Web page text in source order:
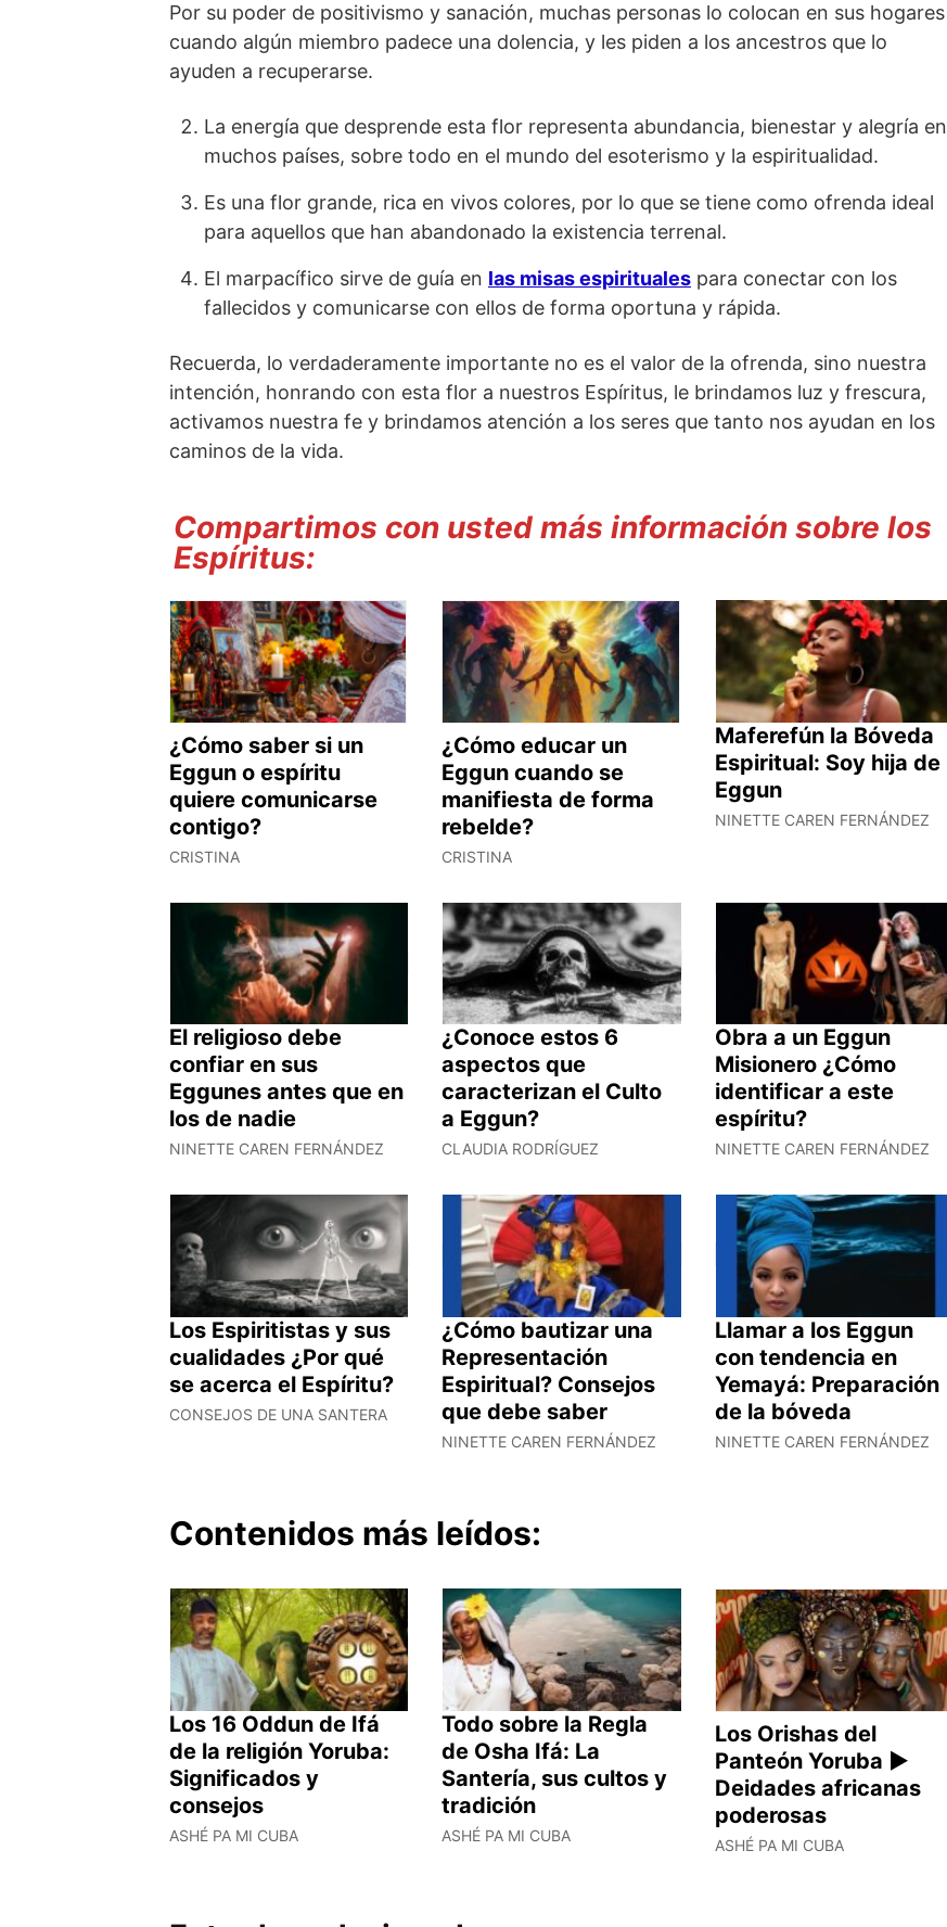
Por su poder de positivismo y sanación, muchas personas lo colocan en sus hogares
cuando algún miembro padece una dolencia, y les piden a los ancestros que lo
ayuden a recuperarse.
La energía que desprende esta flor representa abundancia, bienestar y alegría en
muchos países, sobre todo en el mundo del esoterismo y la espiritualidad.
Es una flor grande, rica en vivos colores, por lo que se tiene como ofrenda ideal
para aquellos que han abandonado la existencia terrenal.
El marpacífico sirve de guía en las misas espirituales para conectar con los
fallecidos y comunicarse con ellos de forma oportuna y rápida.
Recuerda, lo verdaderamente importante no es el valor de la ofrenda, sino nuestra
intención, honrando con esta flor a nuestros Espíritus, le brindamos luz y frescura,
activamos nuestra fe y brindamos atención a los seres que tanto nos ayudan en los
caminos de la vida.
Compartimos con usted más información sobre los
Espíritus:
¿Cómo saber si un
Eggun o espíritu
quiere comunicarse
contigo?
CRISTINA
¿Cómo educar un
Eggun cuando se
manifiesta de forma
rebelde?
CRISTINA
Maferefún la Bóveda
Espiritual: Soy hija de
Eggun
NINETTE CAREN FERNÁNDEZ
El religioso debe
confiar en sus
Eggunes antes que en
los de nadie
NINETTE CAREN FERNÁNDEZ
¿Conoce estos 6
aspectos que
caracterizan el Culto
a Eggun?
CLAUDIA RODRÍGUEZ
Obra a un Eggun
Misionero ¿Cómo
identificar a este
espíritu?
NINETTE CAREN FERNÁNDEZ
Los Espiritistas y sus
cualidades ¿Por qué
se acerca el Espíritu?
CONSEJOS DE UNA SANTERA
¿Cómo bautizar una
Representación
Espiritual? Consejos
que debe saber
NINETTE CAREN FERNÁNDEZ
Llamar a los Eggun
con tendencia en
Yemayá: Preparación
de la bóveda
NINETTE CAREN FERNÁNDEZ
Contenidos más leídos:
Los 16 Oddun de Ifá
de la religión Yoruba:
Significados y
consejos
ASHÉ PA MI CUBA
Todo sobre la Regla
de Osha Ifá: La
Santería, sus cultos y
tradición
ASHÉ PA MI CUBA
Los Orishas del
Panteón Yoruba ►
Deidades africanas
poderosas
ASHÉ PA MI CUBA